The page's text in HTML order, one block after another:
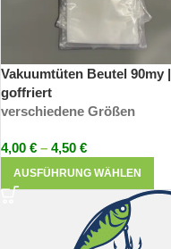
Vakuumtüten Beutel 90my |
goffriert
verschiedene Größen
4,00 € – 4,50 €
AUSFÜHRUNG WÄHLEN